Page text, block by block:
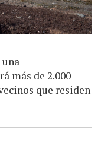
más de 2.000
que residen